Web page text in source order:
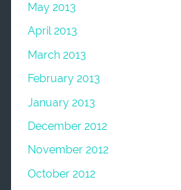
May 2013
April 2013
March 2013
February 2013
January 2013
December 2012
November 2012
October 2012